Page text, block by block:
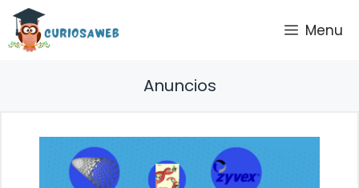
Saltar
contenido
Menu
Anuncios